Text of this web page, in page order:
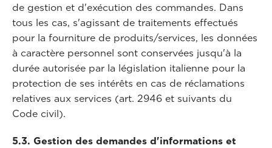
de gestion et d'exécution des commandes. Dans
tous les cas, s'agissant de traitements effectués
pour la fourniture de produits/services, les données
à caractère personnel sont conservées jusqu'à la
durée autorisée par la législation italienne pour la
protection de ses intérêts en cas de réclamations
relatives aux services (art. 2946 et suivants du
Code civil).
5.3. Gestion des demandes d'informations et